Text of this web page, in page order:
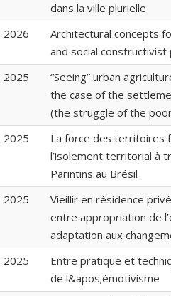
dans la ville plurielle
2026
Architectural concepts
and social constructivist
2025
“Seeing” urban
the case of the
(the struggle of the
2025
La force des territoires
l’isolement territorial à
Parintins au Brésil
2025
Vieillir en résidence
entre appropriation de
adaptation aux
2025
Entre pratique et
de l&apos;émotivisme